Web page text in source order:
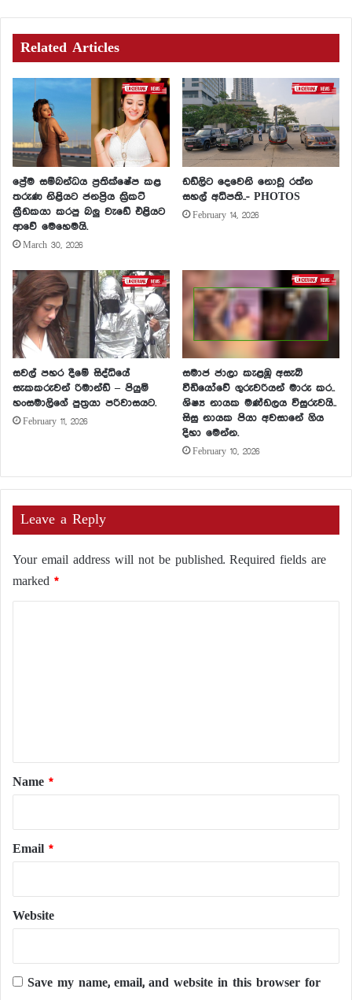
Related Articles
ප්‍රේම සම්බන්ධය ප්‍රතික්ෂේප කළ
තරුණ නිළියට ජනප්‍රිය ක්‍රිකට්
ක්‍රීඩකයා කරපු බලු වැඩේ එළියට
ආවේ මෙහෙමයි.
March 30, 2026
ඩඩ්ලිට දෙවෙනි නොවූ රත්න
සහල් අධිපති..- PHOTOS
February 14, 2026
සවල් පහර දීමේ සිද්ධියේ
සැකකරුවන් රිමාන්ඩ් – පියුමි
හංසමාලිගේ පුත්‍රයා පරිවාසයට.
February 11, 2026
සමාජ ජාලා කැළඹූ අසැබි
වීඩියෝවේ ගුරුවරියන් මාරු කර..
ශිෂ්‍ය නායක මණ්ඩලය විසුරුවයි..
සිසු නායක පියා අවසානේ ගිය
දිහා මෙන්න.
February 10, 2026
Leave a Reply
Your email address will not be published. Required fields are
marked *
*
Name *
Email *
Website
Save my name, email, and website in this browser for